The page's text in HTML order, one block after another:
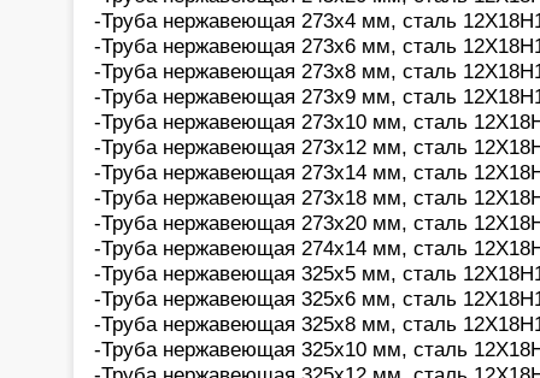
-Труба нержавеющая 273х4 мм, сталь
-Труба нержавеющая 273х6 мм, сталь
-Труба нержавеющая 273х8 мм, сталь
-Труба нержавеющая 273х9 мм, сталь
-Труба нержавеющая 273х10 мм, сталь
-Труба нержавеющая 273х12 мм, сталь
-Труба нержавеющая 273х14 мм, сталь
-Труба нержавеющая 273х18 мм, сталь
-Труба нержавеющая 273х20 мм, сталь
-Труба нержавеющая 274х14 мм, сталь
-Труба нержавеющая 325х5 мм, сталь
-Труба нержавеющая 325х6 мм, сталь
-Труба нержавеющая 325х8 мм, сталь
-Труба нержавеющая 325х10 мм, сталь